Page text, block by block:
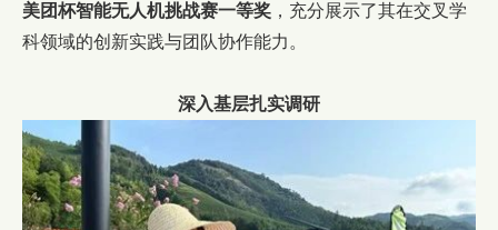
美团杯智能无人机挑战赛一等奖 ，充分展示了其在交叉学
科领域的创新实践与团队协作能力。
深入基层扎实调研